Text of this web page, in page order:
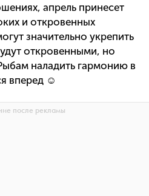
апрель принесет
и откровенных
значительно укрепить
откровенными, но
наладить гармонию в
вперед ☺️